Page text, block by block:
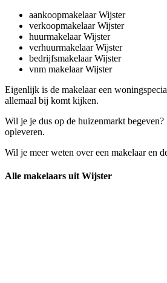
aankoopmakelaar Wijster
verkoopmakelaar Wijster
huurmakelaar Wijster
verhuurmakelaar Wijster
bedrijfsmakelaar Wijster
vnm makelaar Wijster
Eigenlijk is de makelaar een
allemaal bij komt kijken.
Wil je je dus op de huizenmarkt
opleveren.
Wil je meer weten over een makelaar en
Alle makelaars uit Wijster